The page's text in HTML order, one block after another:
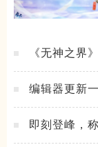
《无神之界
编辑器更新
即刻登峰，